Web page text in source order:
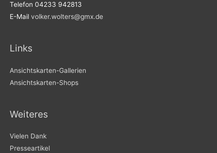
Telefon 04233 942813
E-Mail volker.wolters@gmx.de
Links
Ansichtskarten-Gallerien
Ansichtskarten-Shops
Weiteres
Vielen Dank
Presseartikel